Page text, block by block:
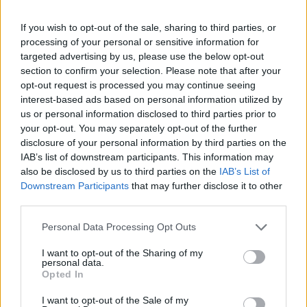
If you wish to opt-out of the sale, sharing to third parties, or
processing of your personal or sensitive information for
targeted advertising by us, please use the below opt-out
section to confirm your selection. Please note that after your
opt-out request is processed you may continue seeing
interest-based ads based on personal information utilized by
us or personal information disclosed to third parties prior to
your opt-out. You may separately opt-out of the further
disclosure of your personal information by third parties on the
IAB’s list of downstream participants. This information may
also be disclosed by us to third parties on the IAB’s List of
Downstream Participants that may further disclose it to other
Please note that this website/app uses one or more Google
not limited to your visit or usage behaviour. You may click to
grant or deny consent to Google and its third-party tags to
use your data for below specified purposes in below Google
consent section.
Personal Data Processing Opt Outs
I want to opt-out of the Sharing of my
personal data.
Opted In
I want to opt-out of the Sale of my
anyavállalat fizetési haladékot kért. Az európai
kerékpáripar...
JNSZ megyei hírek
2026.08.05. szol24.hu
Jászberény, indul a Csángó Fesztivál